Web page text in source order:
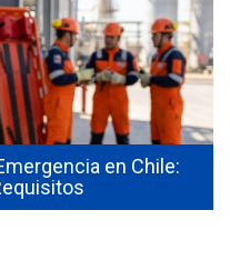
en Chile: